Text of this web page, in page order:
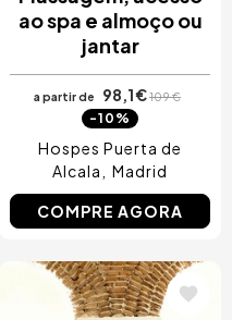
ao spa e almoço ou
jantar
a partir de 98,1 €109 €
-10%
Hospes Puerta de
Alcala
Madrid
COMPRE AGORA
Imagem